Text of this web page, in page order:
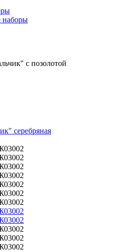
наборы
с позолотой